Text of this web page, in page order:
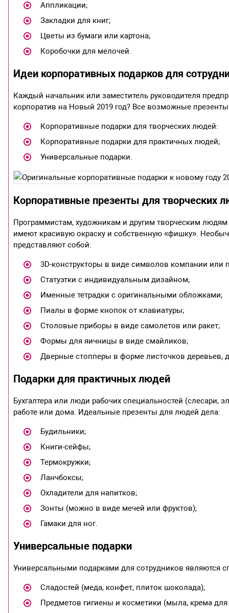
Аппликации;
Закладки для книг;
Цветы из бумаги или картона;
Коробочки для мелочей.
Идеи корпоративных подарков для
Каждый начальник или заместитель руководителя
корпоратив на Новый 2019 год? Все возможные
Корпоративные подарки для творческих людей:
Корпоративные подарки для практичных людей;
Универсальные подарки.
Корпоративные презенты для творческих
Программистам, художникам и другим творческим
имеют красивую окраску и собственную «фишку».
представляют собой:
3D-конструкторы в виде символов компании или
Статуэтки с индивидуальным дизайном;
Именные тетрадки с оригинальными обложками;
Пиалы в форме кнопок от клавиатуры;
Столовые приборы в виде самолетов или ракет;
Формы для яичницы в виде смайликов;
Дверные стопперы в форме листочков деревьев,
Подарки для практичных людей
Бухгалтера или люди рабочих специальностей (слесари,
работе или дома. Идеальные презенты для людей дела:
Будильники;
Книги-сейфы;
Термокружки;
Ланчбоксы;
Охладители для напитков;
Зонты (можно в виде мечей или фруктов);
Гамаки для ног.
Универсальные подарки
Универсальными подарками для сотрудников являются
Сладостей (меда, конфет, плиток шоколада);
Предметов гигиены и косметики (мыла, крема для